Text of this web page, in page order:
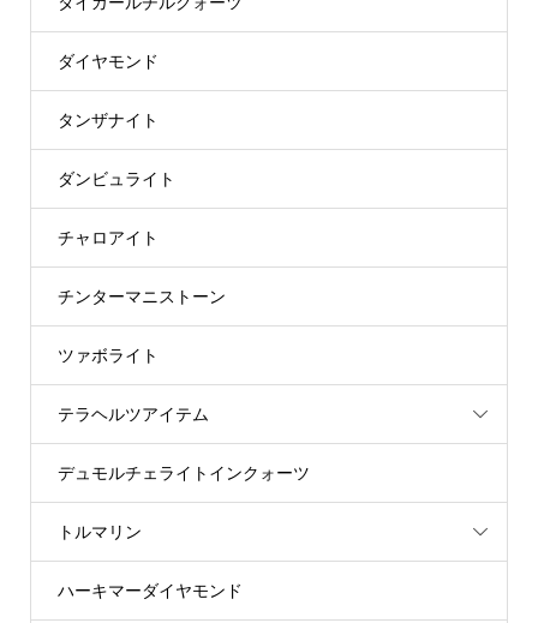
ダイヤモンド
タンザナイト
ダンビュライト
チャロアイト
チンターマニストーン
ツァボライト
テラヘルツアイテム
デュモルチェライトインクォーツ
トルマリン
ハーキマーダイヤモンド